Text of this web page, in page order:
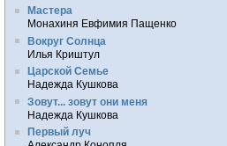
Мастера
Монахиня Евфимия Пащенко
Вокруг Солнца
Илья Криштул
Царской Семье
Надежда Кушкова
Зовут... зовут они меня
Надежда Кушкова
Первый луч